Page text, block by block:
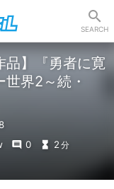
SEARCH
品】『勇者に寛
界2～続・
0 2 分